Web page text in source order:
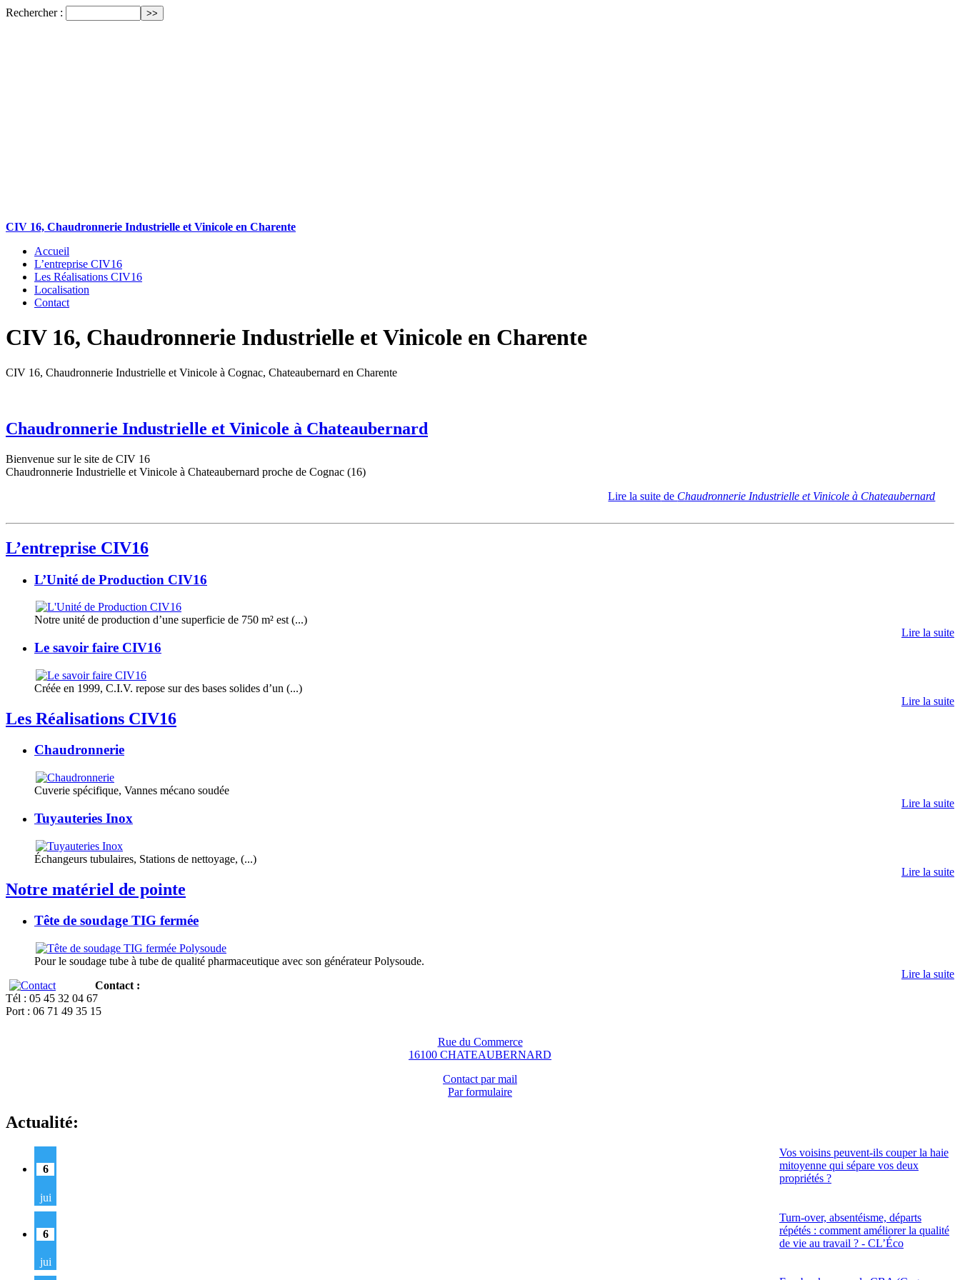
Rechercher :
CIV 16, Chaudronnerie Industrielle et Vinicole en Charente
Accueil
L’entreprise CIV16
Les Réalisations CIV16
Localisation
Contact
CIV 16, Chaudronnerie Industrielle et Vinicole en Charente
CIV 16, Chaudronnerie Industrielle et Vinicole à Cognac, Chateaubernard en Charente
Chaudronnerie Industrielle et Vinicole à Chateaubernard
Bienvenue sur le site de CIV 16
Chaudronnerie Industrielle et Vinicole à Chateaubernard proche de Cognac (16)
Lire la suite de Chaudronnerie Industrielle et Vinicole à Chateaubernard
L’entreprise CIV16
L’Unité de Production CIV16
Notre unité de production d’une superficie de 750 m² est (...)
Lire la suite
Le savoir faire CIV16
Créée en 1999, C.I.V. repose sur des bases solides d’un (...)
Lire la suite
Les Réalisations CIV16
Chaudronnerie
Cuverie spécifique, Vannes mécano soudée
Lire la suite
Tuyauteries Inox
Échangeurs tubulaires, Stations de nettoyage, (...)
Lire la suite
Notre matériel de pointe
Tête de soudage TIG fermée
Pour le soudage tube à tube de qualité pharmaceutique avec son générateur Polysoude.
Lire la suite
Contact :
Tél : 05 45 32 04 67
Port : 06 71 49 35 15
Rue du Commerce
16100 CHATEAUBERNARD
Contact par mail
Par formulaire
Actualité:
Vos voisins peuvent-ils couper la haie
mitoyenne qui sépare vos deux
propriétés ?
6
jui
Turn-over, absentéisme, départs
répétés : comment améliorer la qualité
de vie au travail ? - CL’Éco
6
jui